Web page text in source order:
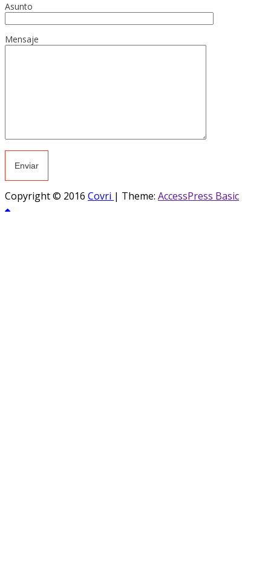
Asunto
Mensaje
Copyright © 2016 Covri | Theme: AccessPress Basic